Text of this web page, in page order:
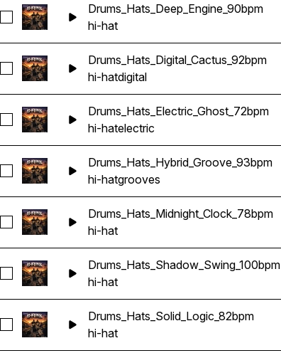
Seleccionar Drums_Hats_Deep_Engine_90bpm
Drums_Hats_Deep_Engine_90bpm
hi-hat
Seleccionar Drums_Hats_Digital_Cactus_92bpm
Drums_Hats_Digital_Cactus_92bpm
hi-hatdigital
Seleccionar Drums_Hats_Electric_Ghost_72bpm
Drums_Hats_Electric_Ghost_72bpm
hi-hatelectric
Seleccionar Drums_Hats_Hybrid_Groove_93bpm
Drums_Hats_Hybrid_Groove_93bpm
hi-hatgrooves
Seleccionar Drums_Hats_Midnight_Clock_78bpm
Drums_Hats_Midnight_Clock_78bpm
hi-hat
Seleccionar Drums_Hats_Shadow_Swing_100bpm
Drums_Hats_Shadow_Swing_100bpm
hi-hat
Seleccionar Drums_Hats_Solid_Logic_82bpm
Drums_Hats_Solid_Logic_82bpm
hi-hat